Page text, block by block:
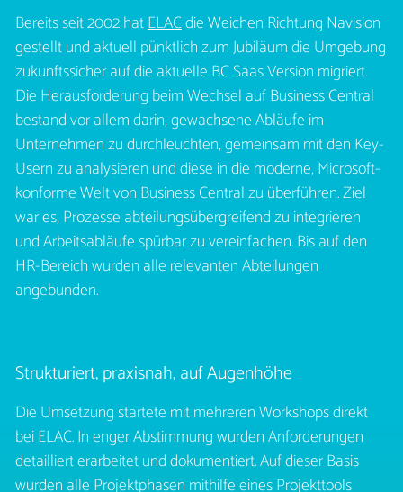
Bereits seit 2002 hatELACdie Weichen Richtung Navision
gestellt und aktuell pünktlich zum Jubiläum die Umgebung
zukunftssicher auf die aktuelle BC Saas Version migriert.
Die Herausforderung beim Wechsel auf Business Central
bestand vor allem darin, gewachsene Abläufe im
Unternehmen zu durchleuchten, gemeinsam mit den Key-
Usern zu analysieren und diese in die moderne, Microsoft-
konforme Welt von Business Central zu überführen. Ziel
war es, Prozesse abteilungsübergreifend zu integrieren
und Arbeitsabläufe spürbar zu vereinfachen. Bis auf den
HR-Bereich wurden alle relevanten Abteilungen
angebunden.
Strukturiert, praxisnah, auf Augenhöhe
Die Umsetzung startete mit mehreren Workshops direkt
bei ELAC. In enger Abstimmung wurden Anforderungen
detailliert erarbeitet und dokumentiert. Auf dieser Basis
wurden alle Projektphasen mithilfe eines Projekttools